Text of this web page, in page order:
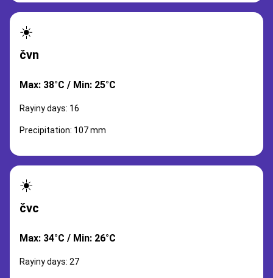
☀️
čvn
Max: 38°C / Min: 25°C
Rayiny days: 16
Precipitation: 107 mm
☀️
čvc
Max: 34°C / Min: 26°C
Rayiny days: 27